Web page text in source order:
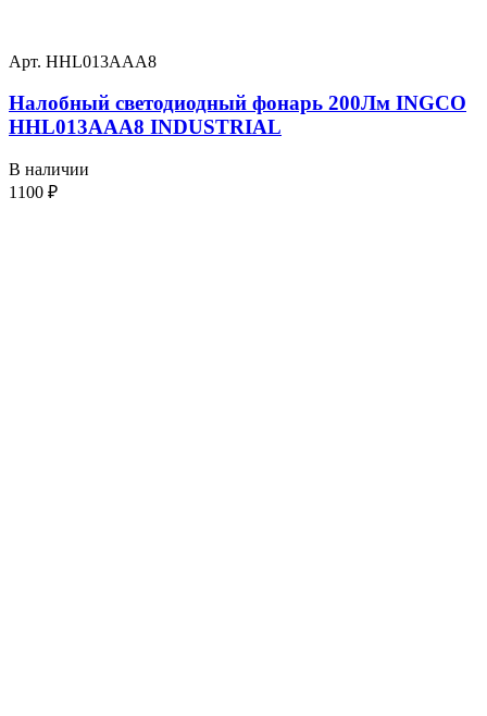
Арт. HHL013AAA8
Налобный светодиодный фонарь 200Лм INGCO
HHL013AAA8 INDUSTRIAL
В наличии
1100 ₽